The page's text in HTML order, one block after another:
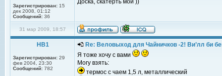
Зарегистрирован: 15
дек 2008, 01:12
Сообщений: 36
Доска, скатерть мои ))
31 мар 2009, 18:57
НВ1
Зарегистрирован: 29
фев 2004, 23:30
Сообщений: 782
Re: Веловыход для Чайничков -2! Ви’лл би
Я тоже хочу с вами
Могу взять:
термос с чаем 1,5 л, металлический